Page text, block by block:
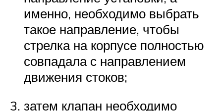
именно, необходимо выбрать
такое направление, чтобы
стрелка на корпусе полностью
совпадала с направлением
движения стоков;
затем клапан необходимо